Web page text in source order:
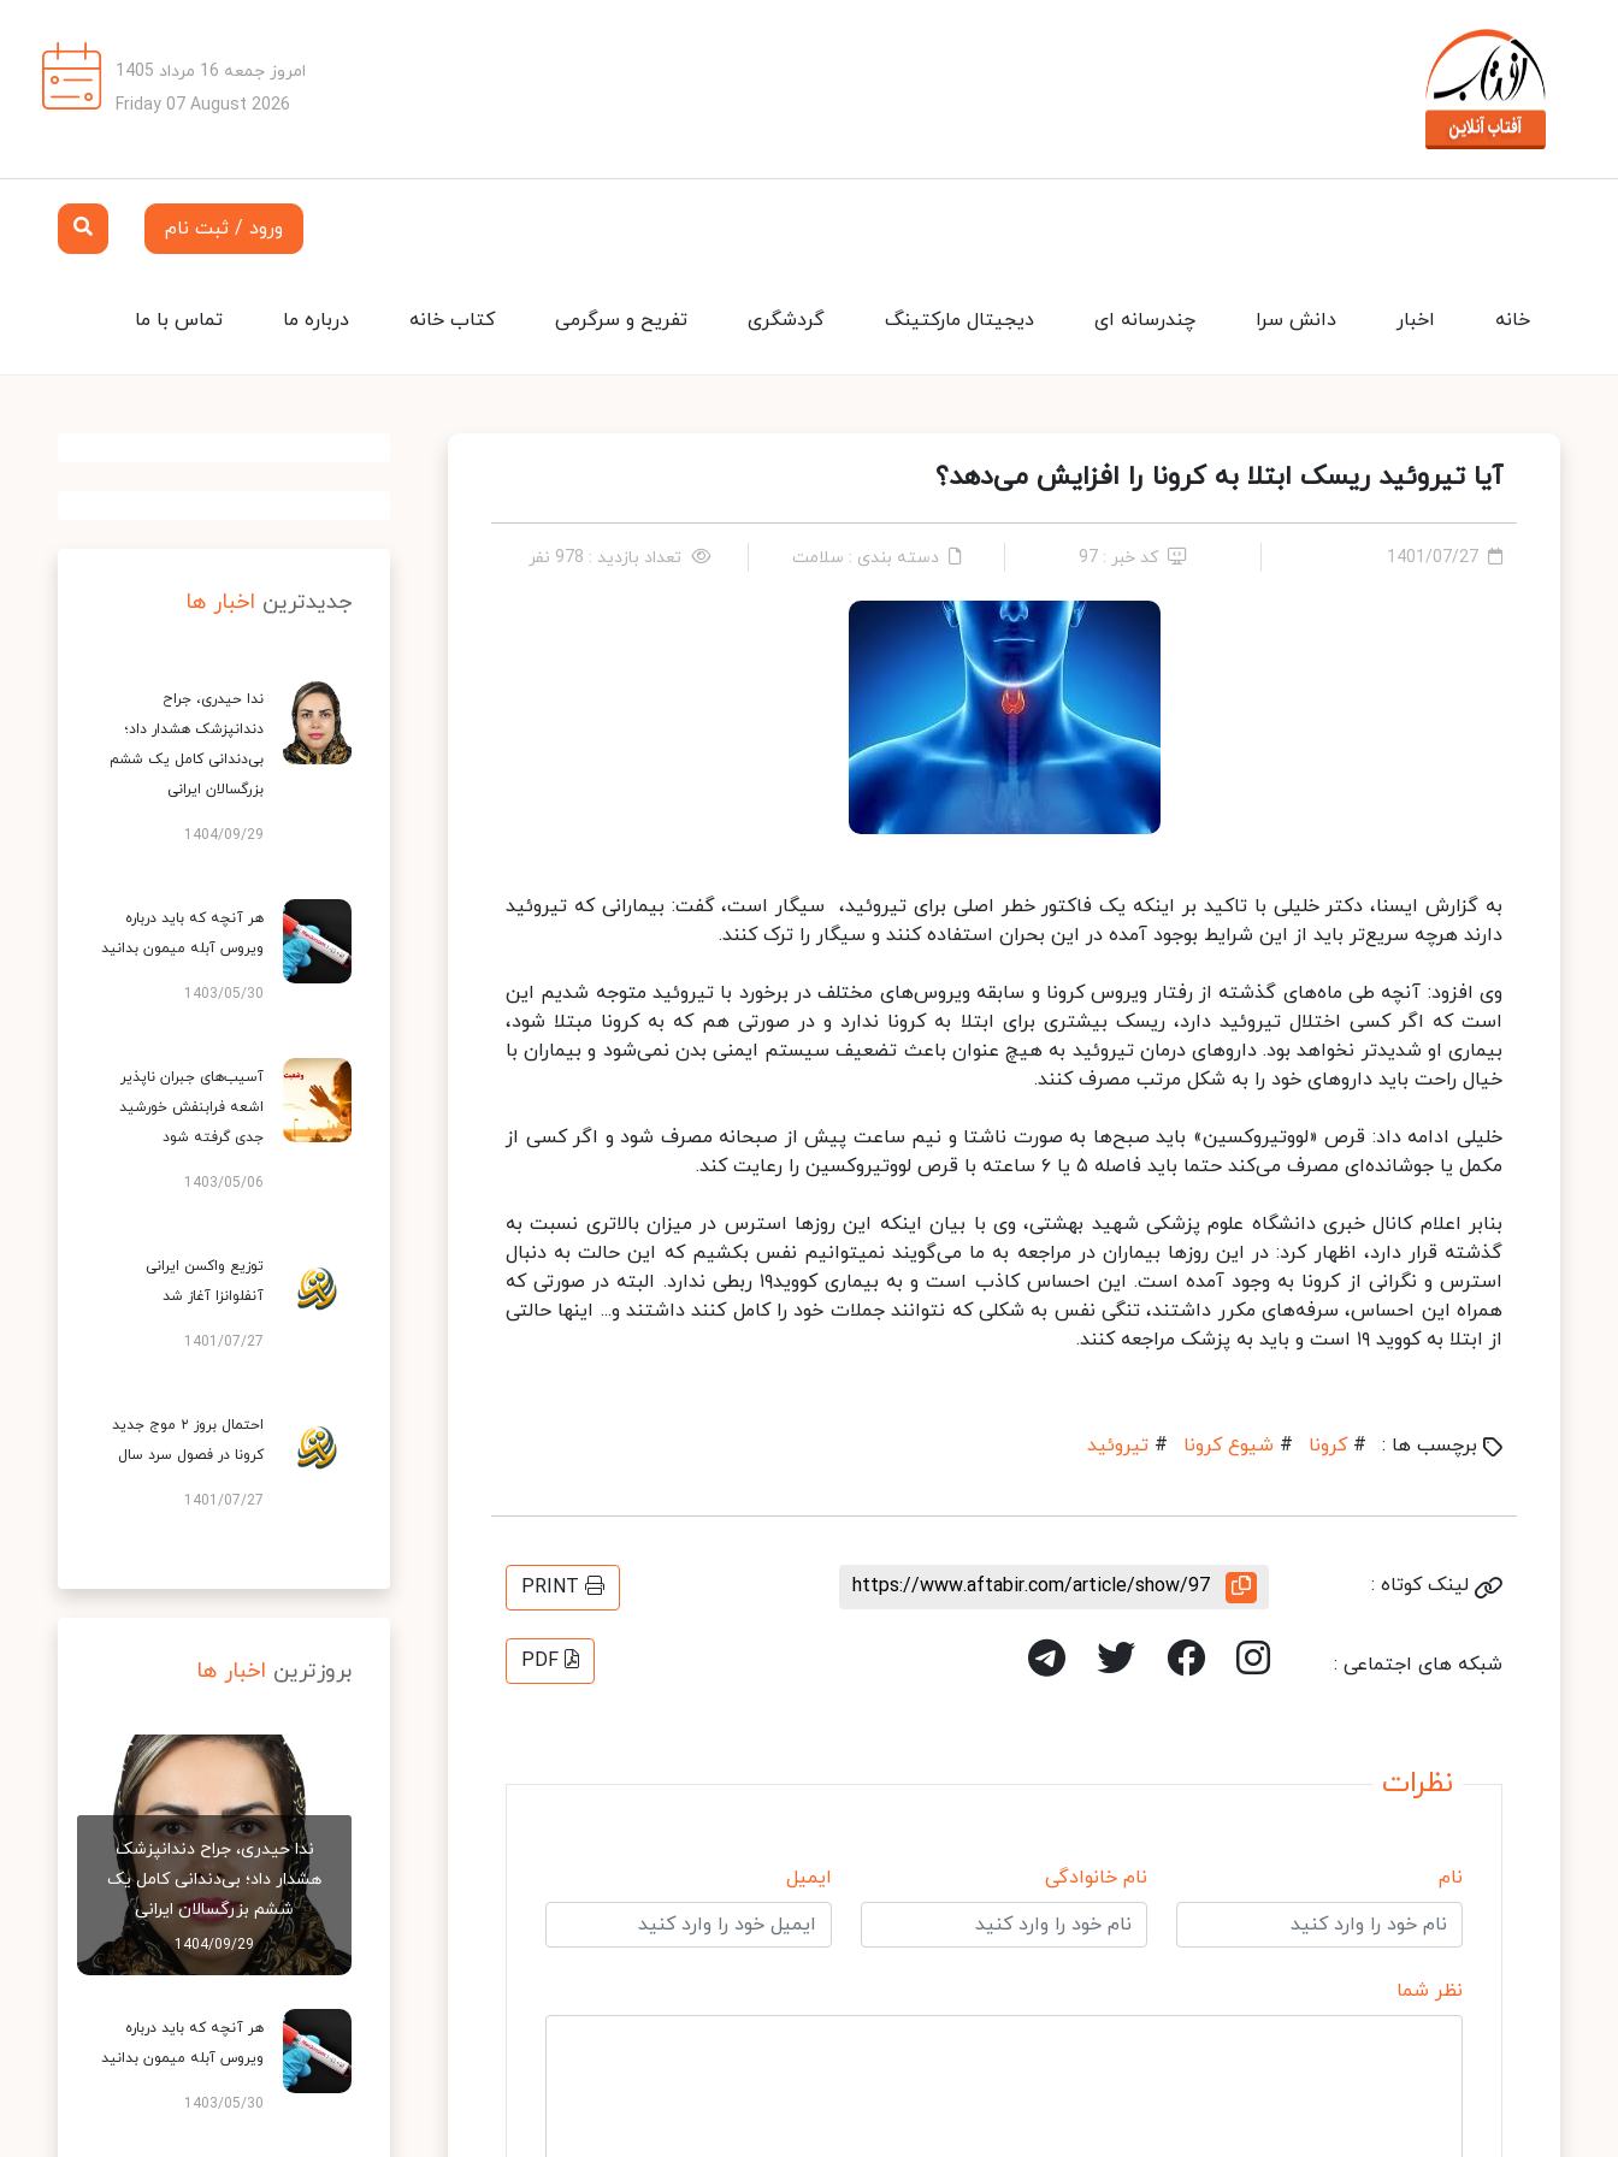
امروز جمعه 16 مرداد 1405
Friday 07 August 2026
ورود / ثبت نام
تماس با ما درباره ما کتاب خانه تفریح و سرگرمی گردشگری دیجیتال مارکتینگ چندرسانه ای دانش سرا اخبار خانه
آیا تیروئید ریسک ابتلا به کرونا را افزایش می‌دهد؟
1401/07/27 کد خبر : 97 دسته بندی : سلامت تعداد بازدید : 978 نفر
به گزارش ایسنا، دکتر خلیلی با تاکید بر اینکه یک فاکتور خطر اصلی برای تیروئید، سیگار است، گفت: بیمارانی که تیروئید
دارند هرچه سریع‌تر باید از این شرایط بوجود آمده در این بحران استفاده کنند و سیگار را ترک کنند.
وی افزود: آنچه طی ماه‌های گذشته از رفتار ویروس کرونا و سابقه ویروس‌های مختلف در برخورد با تیروئید متوجه شدیم این
است که اگر کسی اختلال تیروئید دارد، ریسک بیشتری برای ابتلا به کرونا ندارد و در صورتی هم که به کرونا مبتلا شود،
بیماری او شدیدتر نخواهد بود. داروهای درمان تیروئید به هیچ عنوان باعث تضعیف سیستم ایمنی بدن نمی‌شود و بیماران با
خیال راحت باید داروهای خود را به شکل مرتب مصرف کنند.
خلیلی ادامه داد: قرص «لووتیروکسین» باید صبح‌ها به صورت ناشتا و نیم ساعت پیش از صبحانه مصرف شود و اگر کسی از
مکمل یا جوشانده‌ای مصرف می‌کند حتما باید فاصله ۵ یا ۶ ساعته با قرص لووتیروکسین را رعایت کند.
بنابر اعلام کانال خبری دانشگاه علوم پزشکی شهید بهشتی، وی با بیان اینکه این روزها استرس در میزان بالاتری نسبت به
گذشته قرار دارد، اظهار کرد: در این روزها بیماران در مراجعه به ما می‌گویند نمیتوانیم نفس بکشیم که این حالت به دنبال
استرس و نگرانی از کرونا به وجود آمده است. این احساس کاذب است و به بیماری کووید۱۹ ربطی ندارد. البته در صورتی که
همراه این احساس، سرفه‌های مکرر داشتند، تنگی نفس به شکلی که نتوانند جملات خود را کامل کنند داشتند و... اینها حالتی
از ابتلا به کووید ۱۹ است و باید به پزشک مراجعه کنند.
برچسب ها : # کرونا # شیوع کرونا # تیروئید
لینک کوتاه : https://www.aftabir.com/article/show/97
PRINT
شبکه های اجتماعی : PDF
نظرات
نام نام خانوادگی ایمیل
نظر شما
جدیدترین اخبار ها
ندا حیدری، جراح
دندانپزشک هشدار داد؛
بی‌دندانی کامل یک ششم
بزرگسالان ایرانی
1404/09/29
هر آنچه که باید درباره
ویروس آبله میمون بدانید
1403/05/30
آسیب‌های جبران ناپذیر
اشعه فرابنفش خورشید
جدی گرفته شود
1403/05/06
توزیع واکسن ایرانی
آنفلوانزا آغاز شد
1401/07/27
احتمال بروز ۲ موج جدید
کرونا در فصول سرد سال
1401/07/27
بروزترین اخبار ها
ندا حیدری، جراح دندانپزشک
هشدار داد؛ بی‌دندانی کامل یک
ششم بزرگسالان ایرانی
1404/09/29
هر آنچه که باید درباره
ویروس آبله میمون بدانید
1403/05/30